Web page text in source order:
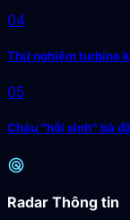
04
Thử nghiệm turbine
05
Cháu "hồi sinh" bà
radar
Radar Thông tin